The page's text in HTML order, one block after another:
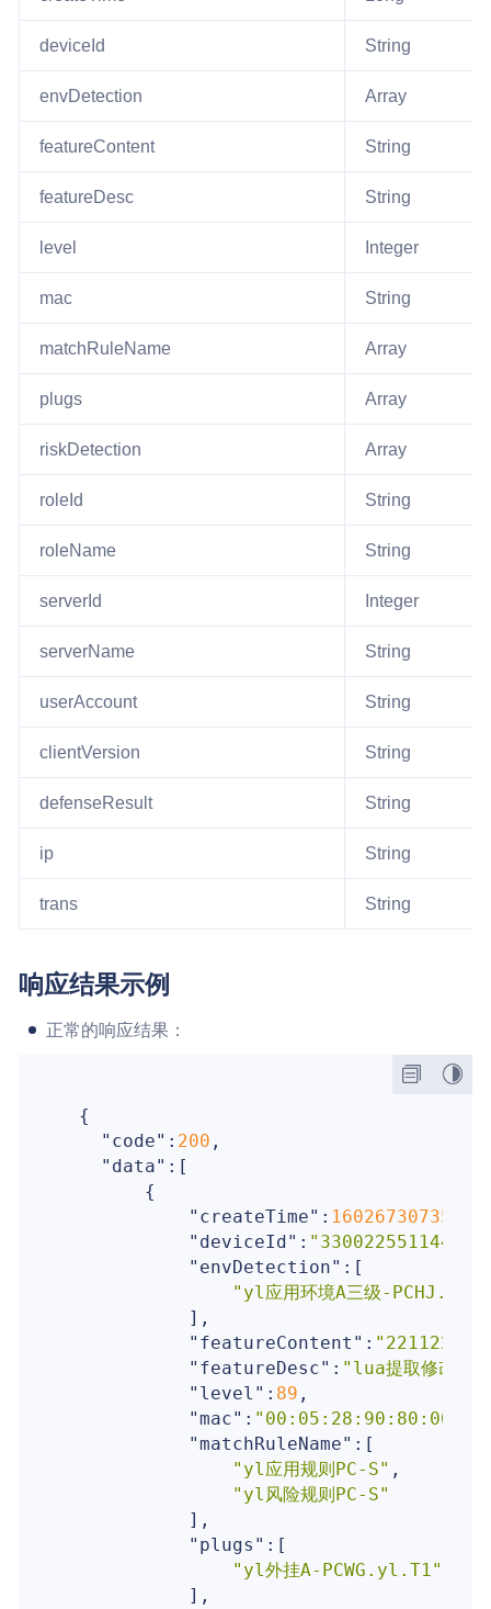
deviceId String
envDetection Array
featureContent String
featureDesc String
level Integer
mac String
matchRuleName Array
plugs Array
riskDetection Array
roleId String
roleName String
serverId Integer
serverName String
userAccount String
clientVersion String
defenseResult String
ip String
trans String
响应结果示例
正常的响应结果：
  {
"code" : 200 ,
"data" :[
        {
"createTime" : 1602673073516
"deviceId" :
"envDetection" :[
"yl应用环境A三级-
            ],
"featureContent" :
"featureDesc" : "lua提取修改器
"level" : 89 ,
"mac" :
"matchRuleName" :[
"yl应用规则PC-S" ,
"yl风险规则PC-S"
            ],
"plugs" :[
"yl外挂A-PCWG.yl.T1"
            ],